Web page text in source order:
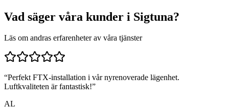
Vad säger våra kunder i Sigtuna?
Läs om andras erfarenheter av våra tjänster
“Perfekt FTX-installation i vår nyrenoverade lägenhet.
Luftkvaliteten är fantastisk!”
AL